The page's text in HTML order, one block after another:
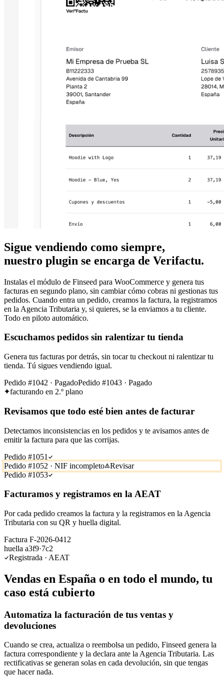
Sigue vendiendo como siempre,
nuestro plugin se encarga de Verifactu.
Instalas el módulo de Finseed para WooCommerce y genera tus
facturas en segundo plano, sin cambiar cómo cobras ni gestionas tus
pedidos. Cuando entra un pedido, creamos la factura, la registramos
en la Agencia Tributaria y, si quieres, se la enviamos a tu cliente.
Todo en piloto automático.
Escuchamos pedidos sin ralentizar tu tienda
Genera tus facturas por detrás, sin tocar tu checkout ni ralentizar tu
tienda. Tú sigues vendiendo igual.
Pedido #1042 · PagadoPedido #1043 · Pagado
facturando en 2.º plano
Revisamos que todo esté bien antes de facturar
Detectamos inconsistencias en los pedidos y te avisamos antes de
emitir la factura para que las corrijas.
Pedido #1051
Pedido #1052 · NIF incompleto
Revisar
Pedido #1053
Facturamos y registramos en la AEAT
Por cada pedido creamos la factura y la registramos en la Agencia
Tributaria con su QR y huella digital.
Factura F-2026-0412
huella a3f9·7c2
Registrada · AEAT
Vendas en España o en todo el mundo, tu
caso está cubierto
Automatiza la facturación de tus ventas y
devoluciones
Cuando se crea, actualiza o reembolsa un pedido, Finseed genera la
factura correspondiente y la declara ante la Agencia Tributaria. Las
rectificativas se generan solas en cada devolución, sin que tengas
que hacer nada.